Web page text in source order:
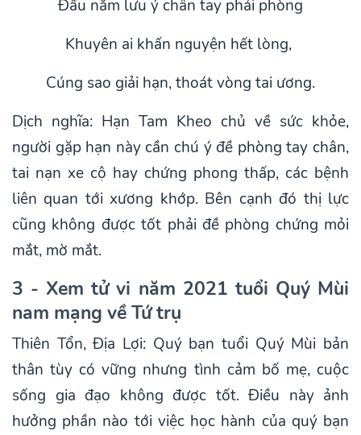
Đầu năm lưu ý chân tay phải phòng
Khuyên ai khấn nguyện hết lòng,
Cúng sao giải hạn, thoát vòng tai ương.
Dịch nghĩa: Hạn Tam Kheo chủ về sức khỏe,
người gặp hạn này cần chú ý đề phòng tay chân,
tai nạn xe cộ hay chứng phong thấp, các bệnh
liên quan tới xương khớp. Bên cạnh đó thị lực
cũng không được tốt phải đề phòng chứng mỏi
mắt, mờ mắt.
3 - Xem tử vi năm 2021 tuổi Quý Mùi
nam mạng về Tứ trụ
Thiên Tổn, Địa Lợi: Quý bạn tuổi Quý Mùi bản
thân tùy có vững nhưng tình cảm bố mẹ, cuộc
sống gia đạo không được tốt. Điều này ảnh
hưởng phần nào tới việc học hành của quý bạn